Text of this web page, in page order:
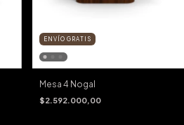
ENVÍO GRATIS
Mesa 4 Nogal
$2.592.000,00